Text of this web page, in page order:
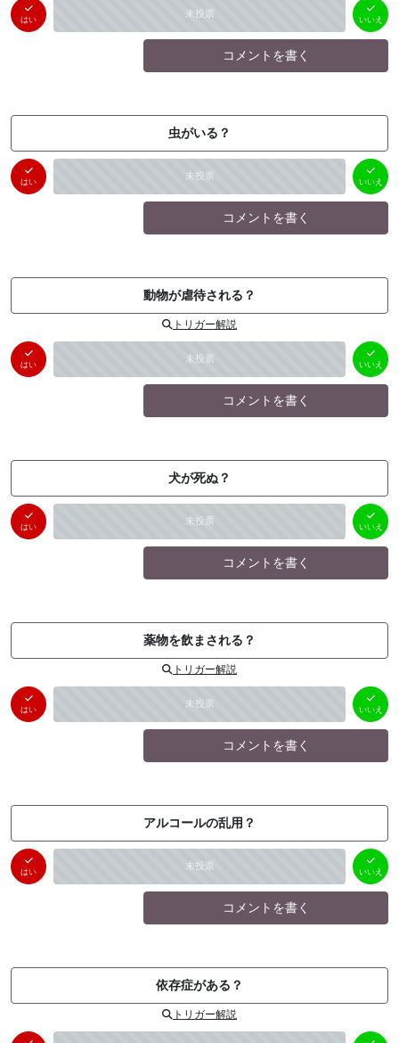
はい 未投票
いいえ
（ 0件）
いいえ
コメントを書く
虫がいる？
はい 未投票
いいえ
（ 0件）
いいえ
コメントを書く
動物が虐待される？
トリガー解説
はい 未投票
いいえ
（ 0件）
いいえ
コメントを書く
犬が死ぬ？
はい 未投票
いいえ
（ 0件）
いいえ
コメントを書く
薬物を飲まされる？
トリガー解説
はい 未投票
いいえ
（ 0件）
いいえ
コメントを書く
アルコールの乱用？
はい 未投票
いいえ
（ 0件）
いいえ
コメントを書く
依存症がある？
トリガー解説